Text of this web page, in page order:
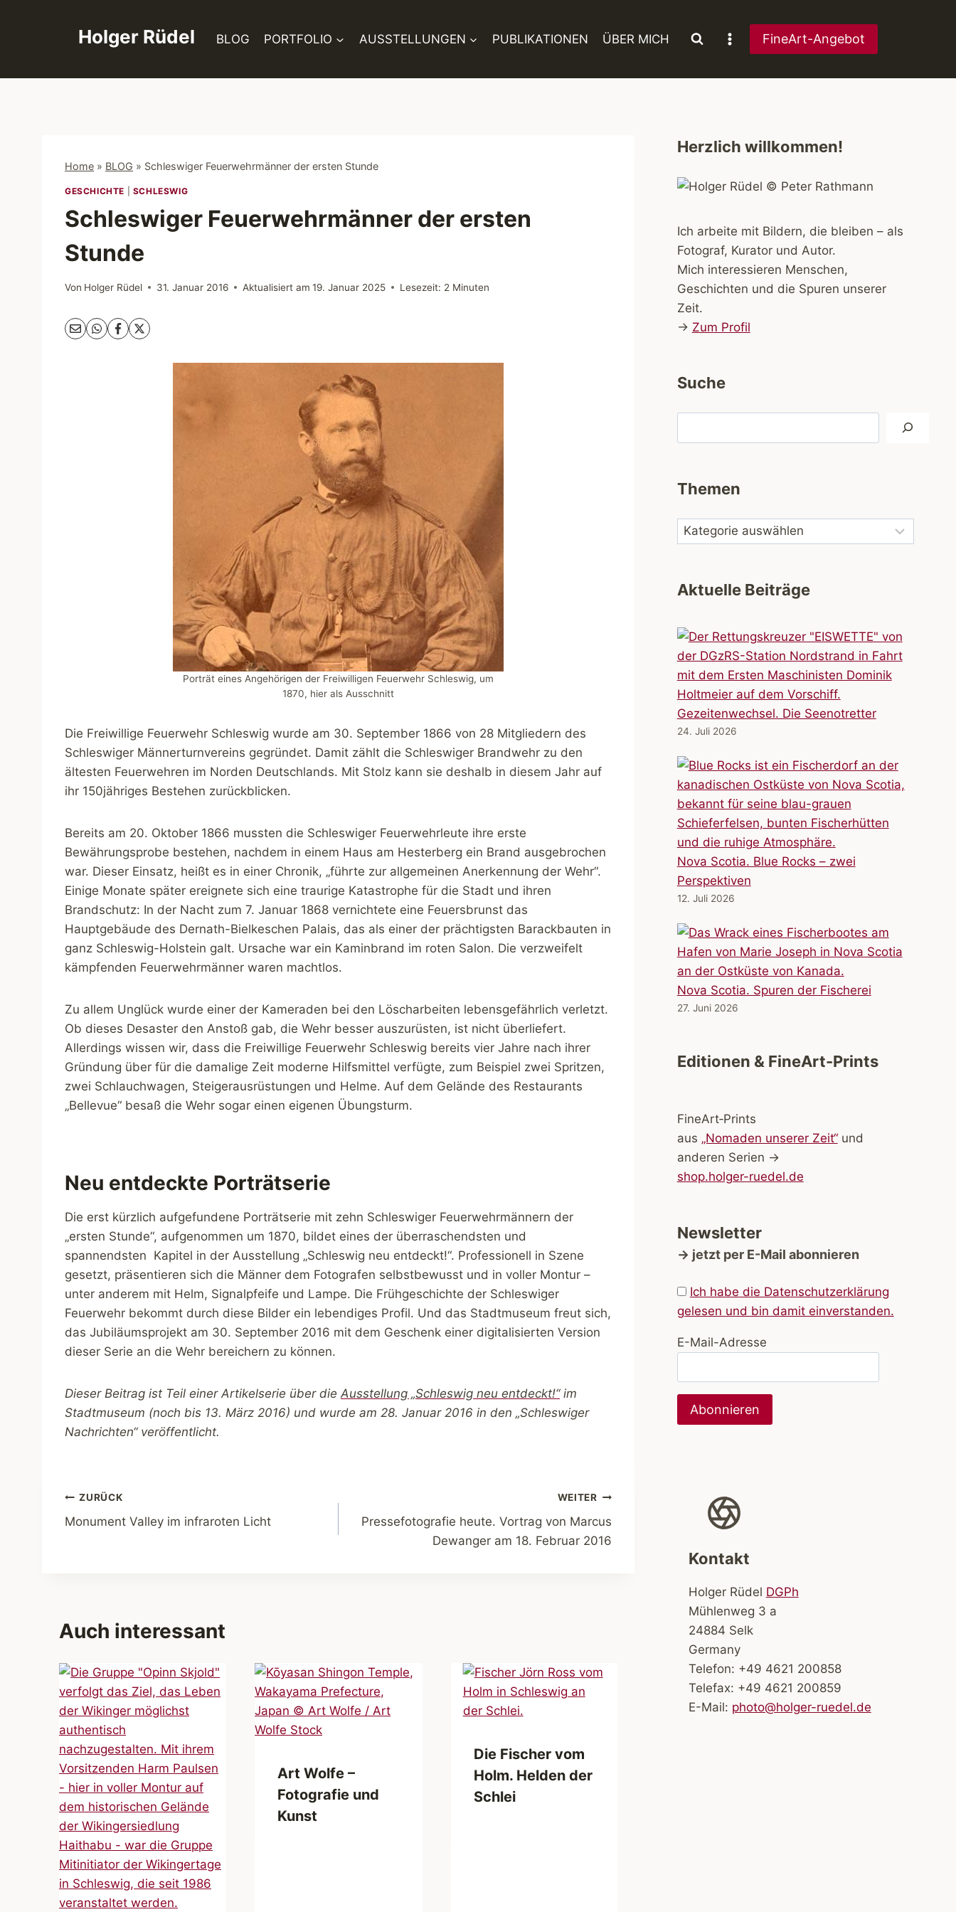
Holger Rüdel BLOG PORTFOLIO AUSSTELLUNGEN PUBLIKATIONEN ÜBER MICH FineArt-Angebot
Home » BLOG » Schleswiger Feuerwehrmänner der ersten Stunde
GESCHICHTE SCHLESWIG
Schleswiger Feuerwehrmänner der ersten
Stunde
Von Holger Rüdel 31. Januar 2016 Aktualisiert am 19. Januar 2025 Lesezeit: 2 Minuten
Porträt eines Angehörigen der Freiwilligen Feuerwehr Schleswig, um
1870, hier als Ausschnitt
Die Freiwillige Feuerwehr Schleswig wurde am 30. September 1866 von 28 Mitgliedern des
Schleswiger Männerturnvereins gegründet. Damit zählt die Schleswiger Brandwehr zu den
ältesten Feuerwehren im Norden Deutschlands. Mit Stolz kann sie deshalb in diesem Jahr auf
ihr 150jähriges Bestehen zurückblicken.
Bereits am 20. Oktober 1866 mussten die Schleswiger Feuerwehrleute ihre erste
Bewährungsprobe bestehen, nachdem in einem Haus am Hesterberg ein Brand ausgebrochen
war. Dieser Einsatz, heißt es in einer Chronik, „führte zur allgemeinen Anerkennung der Wehr“.
Einige Monate später ereignete sich eine traurige Katastrophe für die Stadt und ihren
Brandschutz: In der Nacht zum 7. Januar 1868 vernichtete eine Feuersbrunst das
Hauptgebäude des Dernath-Bielkeschen Palais, das als einer der prächtigsten Barackbauten in
ganz Schleswig-Holstein galt. Ursache war ein Kaminbrand im roten Salon. Die verzweifelt
kämpfenden Feuerwehrmänner waren machtlos.
Zu allem Unglück wurde einer der Kameraden bei den Löscharbeiten lebensgefährlich verletzt.
Ob dieses Desaster den Anstoß gab, die Wehr besser auszurüsten, ist nicht überliefert.
Allerdings wissen wir, dass die Freiwillige Feuerwehr Schleswig bereits vier Jahre nach ihrer
Gründung über für die damalige Zeit moderne Hilfsmittel verfügte, zum Beispiel zwei Spritzen,
zwei Schlauchwagen, Steigerausrüstungen und Helme. Auf dem Gelände des Restaurants
„Bellevue“ besaß die Wehr sogar einen eigenen Übungsturm.
Neu entdeckte Porträtserie
Die erst kürzlich aufgefundene Porträtserie mit zehn Schleswiger Feuerwehrmännern der
„ersten Stunde“, aufgenommen um 1870, bildet eines der überraschendsten und
spannendsten Kapitel in der Ausstellung „Schleswig neu entdeckt!“. Professionell in Szene
gesetzt, präsentieren sich die Männer dem Fotografen selbstbewusst und in voller Montur –
unter anderem mit Helm, Signalpfeife und Lampe. Die Frühgeschichte der Schleswiger
Feuerwehr bekommt durch diese Bilder ein lebendiges Profil. Und das Stadtmuseum freut sich,
das Jubiläumsprojekt am 30. September 2016 mit dem Geschenk einer digitalisierten Version
dieser Serie an die Wehr bereichern zu können.
Dieser Beitrag ist Teil einer Artikelserie über die Ausstellung „Schleswig neu entdeckt!“im
Stadtmuseum (noch bis 13. März 2016) und wurde am 28. Januar 2016 in den „Schleswiger
Nachrichten“ veröffentlicht.
Beitragsnavigation
ZURÜCK
Monument Valley im infraroten Licht
WEITER
Pressefotografie heute. Vortrag von Marcus
Dewanger am 18. Februar 2016
Auch interessant
Art Wolfe –
Fotografie und
Kunst
Die Fischer vom
Holm. Helden der
Schlei
Herzlich willkommen!
Ich arbeite mit Bildern, die bleiben – als
Fotograf, Kurator und Autor.
Mich interessieren Menschen,
Geschichten und die Spuren unserer
Zeit.
→ Zum Profil
Suche
Themen
Aktuelle Beiträge
Gezeitenwechsel. Die Seenotretter
24. Juli 2026
Nova Scotia. Blue Rocks – zwei
Perspektiven
12. Juli 2026
Nova Scotia. Spuren der Fischerei
27. Juni 2026
Editionen & FineArt-Prints
FineArt‑Prints
aus „Nomaden unserer Zeit“und
anderen Serien →
shop.holger-ruedel.de
Newsletter
→ jetzt per E-Mail abonnieren
Ich habe die Datenschutzerklärung
gelesen und bin damit einverstanden.
E-Mail-Adresse
Kontakt
Holger Rüdel DGPh
Mühlenweg 3 a
24884 Selk
Germany
Telefon: +49 4621 200858
Telefax: +49 4621 200859
E-Mail: photo@holger-ruedel.de